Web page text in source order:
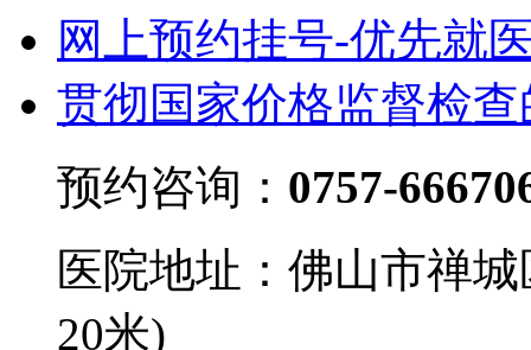
网上预约挂号-优先就
贯彻国家价格监督检
预约咨询： 0757-
医院地址：佛山市禅
20米)